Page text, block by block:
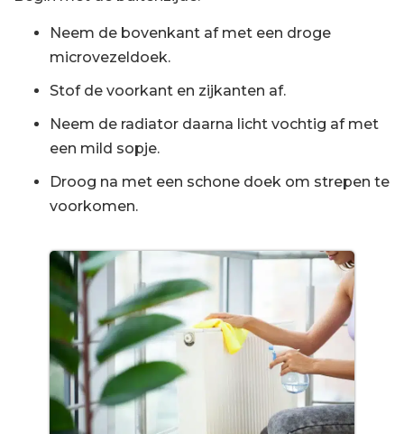
Neem de bovenkant af met een droge
microvezeldoek.
Stof de voorkant en zijkanten af.
Neem de radiator daarna licht vochtig af met
een mild sopje.
Droog na met een schone doek om strepen te
voorkomen.